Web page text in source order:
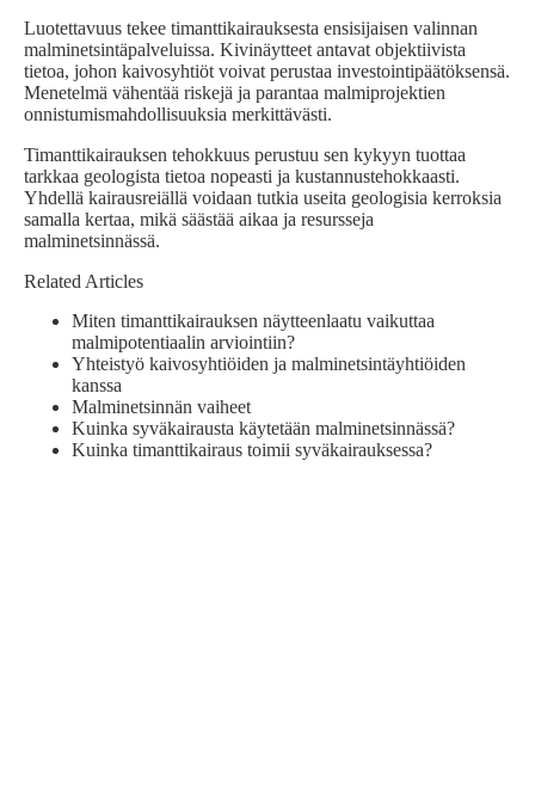
Luotettavuus tekee timanttikairauksesta ensisijaisen valinnan
malminetsintäpalveluissa. Kivinäytteet antavat objektiivista
tietoa, johon kaivosyhtiöt voivat perustaa investointipäätöksensä.
Menetelmä vähentää riskejä ja parantaa malmiprojektien
onnistumismahdollisuuksia merkittävästi.
Timanttikairauksen tehokkuus perustuu sen kykyyn tuottaa
tarkkaa geologista tietoa nopeasti ja kustannustehokkaasti.
Yhdellä kairausreiällä voidaan tutkia useita geologisia kerroksia
samalla kertaa, mikä säästää aikaa ja resursseja
malminetsinnässä.
Related Articles
Miten timanttikairauksen näytteenlaatu vaikuttaa
malmipotentiaalin arviointiin?
Yhteistyö kaivosyhtiöiden ja malminetsintäyhtiöiden
kanssa
Malminetsinnän vaiheet
Kuinka syväkairausta käytetään malminetsinnässä?
Kuinka timanttikairaus toimii syväkairauksessa?